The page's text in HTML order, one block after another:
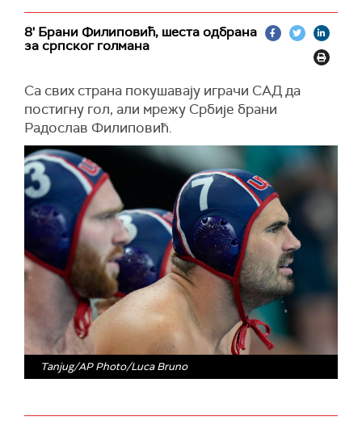
8' Брани Филиповић, шеста одбрана
за српског голмана
Са свих страна покушавају играчи САД да
постигну гол, али мрежу Србије брани
Радослав Филиповић.
Tanjug/AP Photo/Luca Bruno